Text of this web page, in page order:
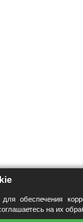
обеспечения
на их